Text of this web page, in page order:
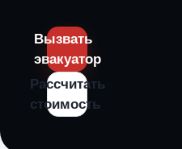
Вызвать
эвакуатор
Рассчитать
стоимость